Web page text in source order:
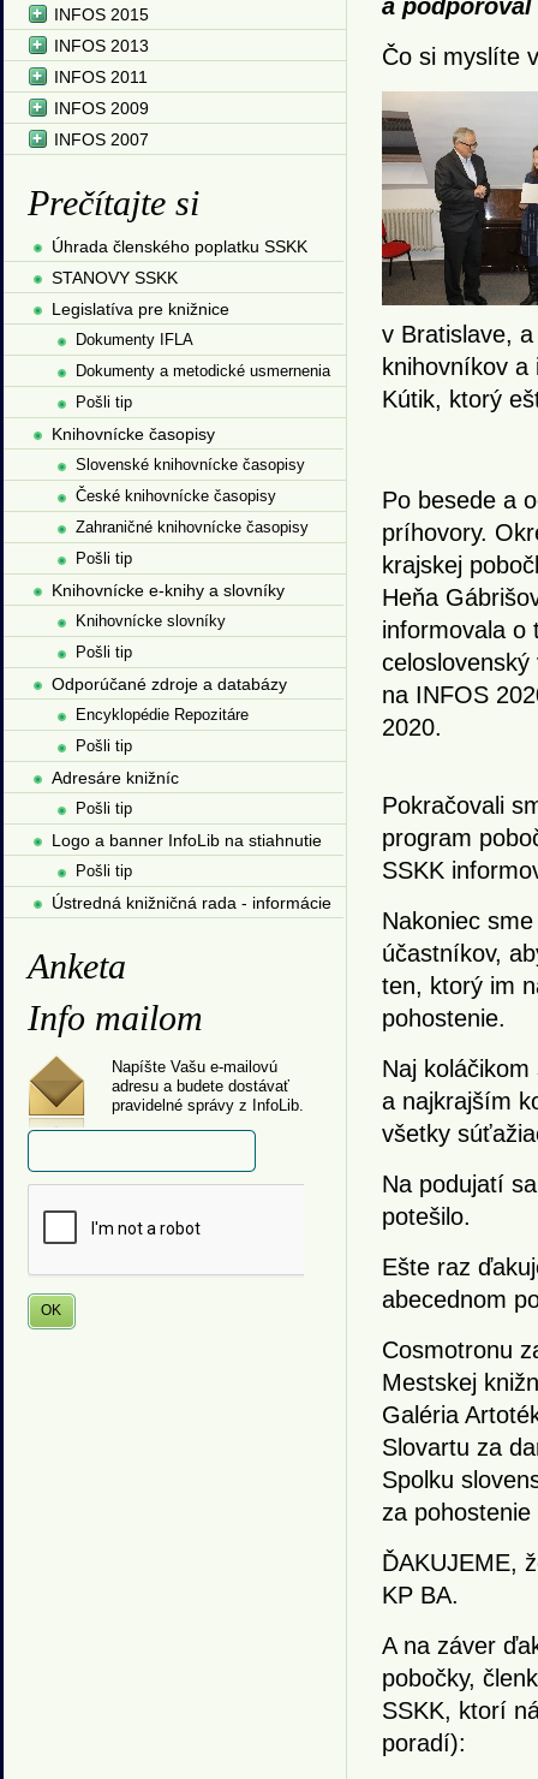
a podporoval
Čo si myslíte
v Bratislave,
knihovníkov
Kútik, ktorý
Po besede a
príhovory.
krajskej
Heňa
informovala o
na INFOS
2020.
Pokračovali
program
SSKK
Nakoniec
účastníkov,
ten, ktorý im
pohostenie.
Naj
a najkrajším
všetky
Na podujatí
potešilo.
Ešte raz
abecednom
Cosmotronu
Mestskej
Galéria
Slovartu za
Spolku
za pohostenie
ĎAKUJEME,
KP BA.
A na záver
pobočky,
SSKK, ktorí
poradí):
INFOS 2015
INFOS 2013
INFOS 2011
INFOS 2009
INFOS 2007
Prečítajte si
Úhrada členského poplatku SSKK
STANOVY SSKK
Legislatíva pre knižnice
Dokumenty IFLA
Dokumenty a metodické usmernenia
Pošli tip
Knihovnícke časopisy
Slovenské knihovnícke časopisy
České knihovnícke časopisy
Zahraničné knihovnícke časopisy
Pošli tip
Knihovnícke e-knihy a slovníky
Knihovnícke slovníky
Pošli tip
Odporúčané zdroje a databázy
Encyklopédie Repozitáre
Pošli tip
Adresáre knižníc
Pošli tip
Logo a banner InfoLib na stiahnutie
Pošli tip
Ústredná knižničná rada - informácie
Anketa
Info mailom
Napíšte Vašu e-mailovú
adresu a budete dostávať
pravidelné správy z InfoLib.